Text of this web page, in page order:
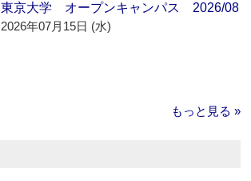
東京大学 オープンキャンパス 2026/08
2026年07月15日 (水)
もっと見る »